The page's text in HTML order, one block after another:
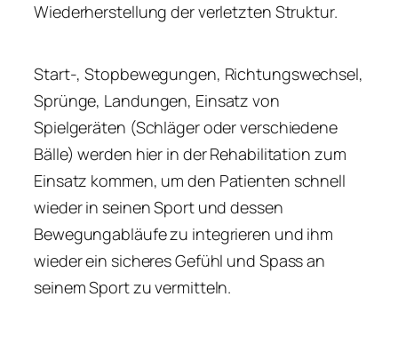
Wiederherstellung der verletzten Struktur.
Start-, Stopbewegungen, Richtungswechsel,
Sprünge, Landungen, Einsatz von
Spielgeräten (Schläger oder verschiedene
Bälle) werden hier in der Rehabilitation zum
Einsatz kommen, um den Patienten schnell
wieder in seinen Sport und dessen
Bewegungabläufe zu integrieren und ihm
wieder ein sicheres Gefühl und Spass an
seinem Sport zu vermitteln.